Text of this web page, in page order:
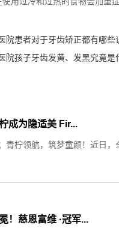
院患者对于牙齿矫正都有哪些
院孩子牙齿发黄、发黑究竟是
成为隐适美 Fir...
青柠领航，筑梦童颜！近日，
！慈恩富维 ·冠军...